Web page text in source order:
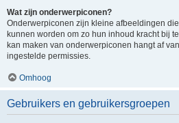
Wat zijn onderwerpiconen?
Onderwerpiconen zijn kleine afbeeldingen
kunnen worden om zo hun inhoud kracht bij
kan maken van onderwerpiconen hangt af
ingestelde permissies.
Omhoog
Gebruikers en gebruikersgroepen